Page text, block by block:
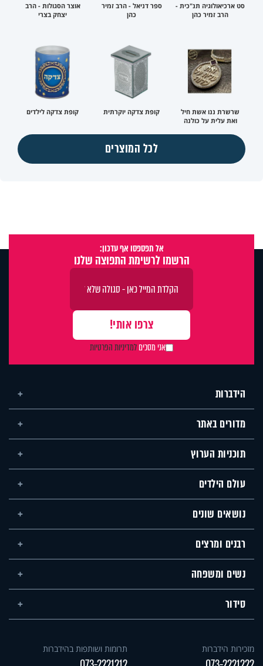
סט ארכיאולוגיה תנ"כית -
הרב זמיר כהן
ספר דניאל - הרב זמיר
כהן
אוצר הסגולות - הרב
יצחק בצרי
שרשרת ננו אשת חיל
ואת עלית על כולנה
קופת צדקה יוקרתית קופת צדקה לילדים
לכל המוצרים
אל תפספסו אף עדכון:
הרשמו לרשימת התפוצה שלנו
אני מסכיםלמדיניות הפרטיות
הידברות
מדורים באתר
תוכניות הערוץ
עולם הילדים
נושאים שונים
רבנים ומרצים
נשים ומשפחה
סידור
מזכירות הידברות תרומות ושותפות בהידברות